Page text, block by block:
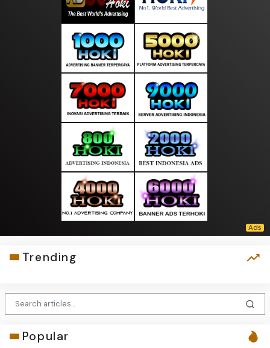
Trending
Popular